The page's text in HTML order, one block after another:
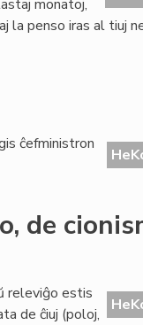
monatoj,
la penso iras al tiuj
ĉefministron
de
releviĝo estis
de ĉiuj (poloj,